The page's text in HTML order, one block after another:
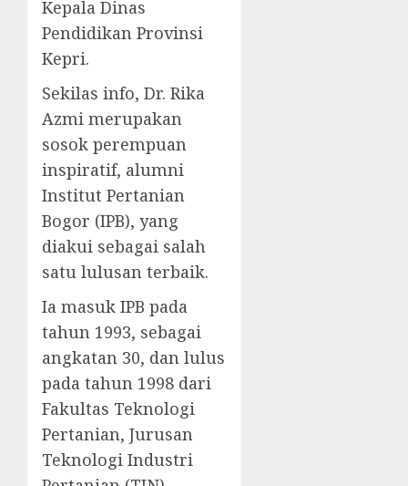
Kepala Dinas
Pendidikan Provinsi
Kepri.
Sekilas info, Dr. Rika
Azmi merupakan
sosok perempuan
inspiratif, alumni
Institut Pertanian
Bogor (IPB), yang
diakui sebagai salah
satu lulusan terbaik.
Ia masuk IPB pada
tahun 1993, sebagai
angkatan 30, dan lulus
pada tahun 1998 dari
Fakultas Teknologi
Pertanian, Jurusan
Teknologi Industri